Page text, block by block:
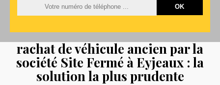
rachat de véhicule ancien par la
société Site Fermé à Eyjeaux : la
solution la plus prudente